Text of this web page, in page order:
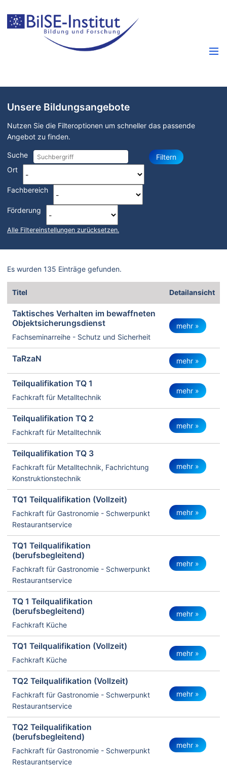
Unsere Bildungsangebote
Nutzen Sie die Filteroptionen um schneller das passende
Angebot zu finden.
Suche
Filtern
Ort
Fachbereich
Förderung
Alle Filtereinstellungen zurücksetzen.
Es wurden 135 Einträge gefunden.
Titel Detailansicht
Taktisches Verhalten im bewaffneten
Objektsicherungsdienst
Fachseminarreihe - Schutz und Sicherheit
mehr »
TaRzaN mehr »
Teilqualifikation TQ 1
Fachkraft für Metalltechnik
mehr »
Teilqualifikation TQ 2
Fachkraft für Metalltechnik
mehr »
Teilqualifikation TQ 3
Fachkraft für Metalltechnik, Fachrichtung
Konstruktionstechnik
mehr »
TQ1 Teilqualifikation (Vollzeit)
Fachkraft für Gastronomie - Schwerpunkt
Restaurantservice
mehr »
TQ1 Teilqualifikation
(berufsbegleitend)
Fachkraft für Gastronomie - Schwerpunkt
Restaurantservice
mehr »
TQ 1 Teilqualifikation
(berufsbegleitend)
Fachkraft Küche
mehr »
TQ1 Teilqualifikation (Vollzeit)
Fachkraft Küche
mehr »
TQ2 Teilqualifikation (Vollzeit)
Fachkraft für Gastronomie - Schwerpunkt
Restaurantservice
mehr »
TQ2 Teilqualifikation
(berufsbegleitend)
Fachkraft für Gastronomie - Schwerpunkt
Restaurantservice
mehr »